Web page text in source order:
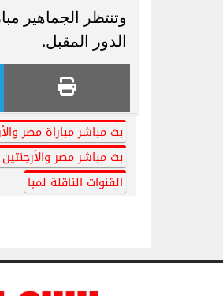
وتنتظر الجماهير
الدور المقبل.
بث مباشر مباراة مصر
بث مباشر مصر والأرجنتين
القنوات الناقلة لمبا